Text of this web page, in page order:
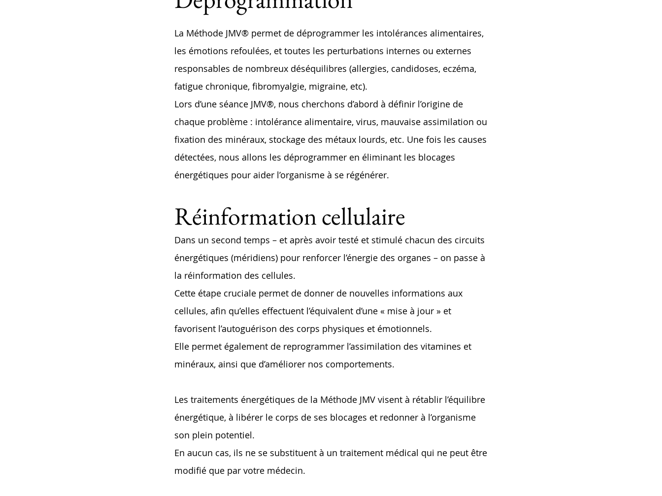
La Méthode JMV® permet de déprogrammer les intolérances alimentaires,
les émotions refoulées, et toutes les perturbations internes ou externes
responsables de nombreux déséquilibres (allergies, candidoses, eczéma,
fatigue chronique, fibromyalgie, migraine, etc).
Lors d’une séance JMV®, nous cherchons d’abord à définir l’origine de
chaque problème : intolérance alimentaire, virus, mauvaise assimilation ou
fixation des minéraux, stockage des métaux lourds, etc. Une fois les causes
détectées, nous allons les déprogrammer en éliminant les blocages
énergétiques pour aider l’organisme à se régénérer.
Réinformation cellulaire
Dans un second temps – et après avoir testé et stimulé chacun des circuits
énergétiques (méridiens) pour renforcer l’énergie des organes – on passe à
la réinformation des cellules.
Cette étape cruciale permet de donner de nouvelles informations aux
cellules, afin qu’elles effectuent l’équivalent d’une « mise à jour » et
favorisent l’autoguérison des corps physiques et émotionnels.
Elle permet également de reprogrammer l’assimilation des vitamines et
minéraux, ainsi que d’améliorer nos comportements.
Les traitements énergétiques de la Méthode JMV visent à rétablir l’équilibre
énergétique, à libérer le corps de ses blocages et redonner à l’organisme
son plein potentiel.
En aucun cas, ils ne se substituent à un traitement médical qui ne peut être
modifié que par votre médecin.